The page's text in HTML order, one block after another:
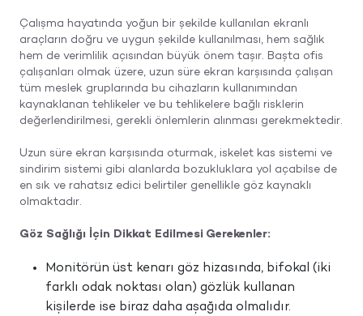
Çalışma hayatında yoğun bir şekilde kullanılan ekranlı
araçların doğru ve uygun şekilde kullanılması, hem sağlık
hem de verimlilik açısından büyük önem taşır. Başta ofis
çalışanları olmak üzere, uzun süre ekran karşısında çalışan
tüm meslek gruplarında bu cihazların kullanımından
kaynaklanan tehlikeler ve bu tehlikelere bağlı risklerin
değerlendirilmesi, gerekli önlemlerin alınması gerekmektedir.
Uzun süre ekran karşısında oturmak, iskelet kas sistemi ve
sindirim sistemi gibi alanlarda bozukluklara yol açabilse de
en sık ve rahatsız edici belirtiler genellikle göz kaynaklı
olmaktadır.
Göz Sağlığı İçin Dikkat Edilmesi Gerekenler:
Monitörün üst kenarı göz hizasında, bifokal (iki
farklı odak noktası olan) gözlük kullanan
kişilerde ise biraz daha aşağıda olmalıdır.